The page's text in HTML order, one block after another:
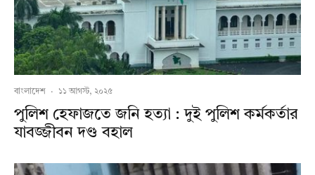
বাংলাদেশ · ১১ আগস্ট, ২০২৫
পুলিশ হেফাজতে জনি হত্যা : দুই পুলিশ কর্মকর্তার
যাবজ্জীবন দণ্ড বহাল